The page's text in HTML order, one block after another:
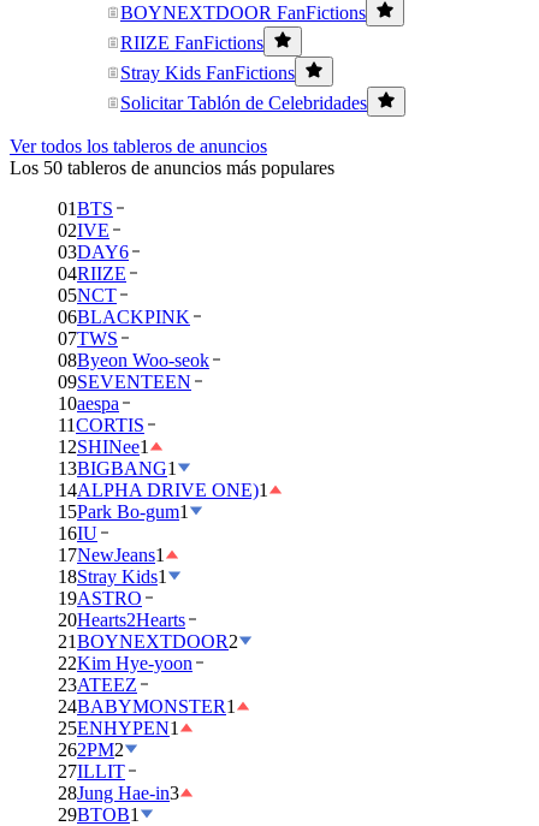
BOYNEXTDOOR FanFictions
RIIZE FanFictions
Stray Kids FanFictions
Solicitar Tablón de Celebridades
Ver todos los tableros de anuncios
Los 50 tableros de anuncios más populares
01BTS
02IVE
03DAY6
04RIIZE
05NCT
06BLACKPINK
07TWS
08Byeon Woo-seok
09SEVENTEEN
10aespa
11CORTIS
12SHINee1
13BIGBANG1
14ALPHA DRIVE ONE)1
15Park Bo-gum1
16IU
17NewJeans1
18Stray Kids1
19ASTRO
20Hearts2Hearts
21BOYNEXTDOOR2
22Kim Hye-yoon
23ATEEZ
24BABYMONSTER1
25ENHYPEN1
262PM2
27ILLIT
28Jung Hae-in3
29BTOB1